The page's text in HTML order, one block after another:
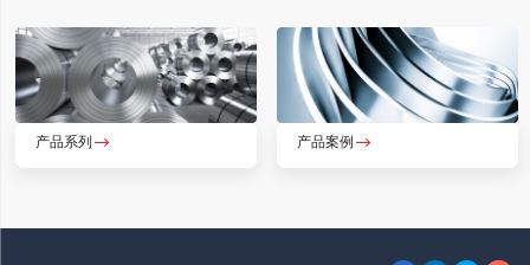
产品系列 产品案例